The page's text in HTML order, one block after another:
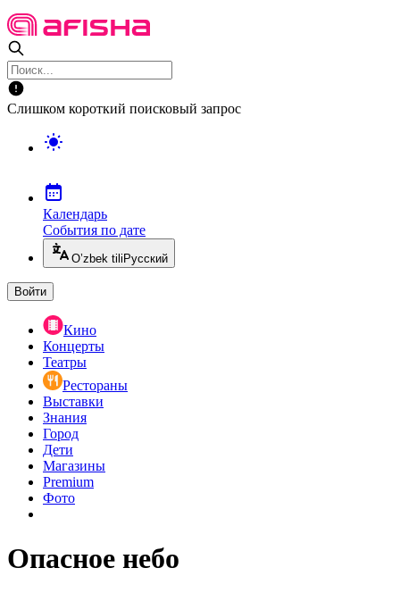
Слишком короткий поисковый запрос
Календарь
События по дате
O’zbek tili Русский
Войти
Кино
Концерты
Театры
Рестораны
Выставки
Знания
Город
Дети
Магазины
Premium
Фото
Опасное небо